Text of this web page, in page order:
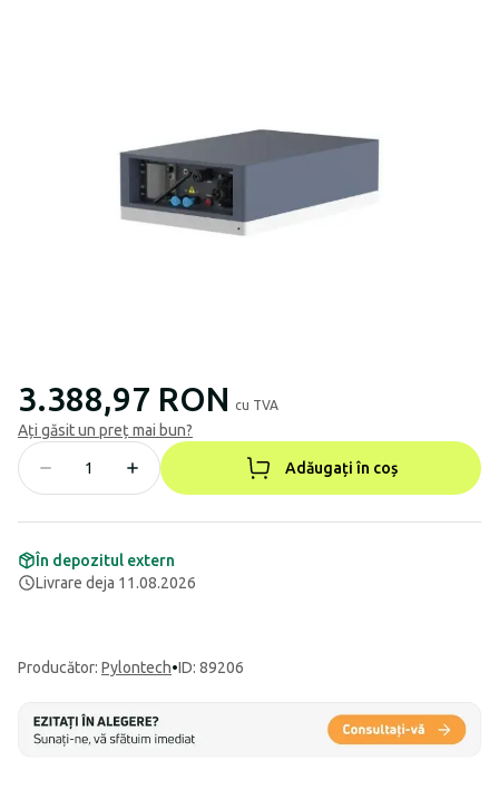
3.388,97 RON cu TVA
Ați găsit un preț mai bun?
Adăugați în coș
În depozitul extern
Livrare deja 11.08.2026
Producător: Pylontech•ID: 89206